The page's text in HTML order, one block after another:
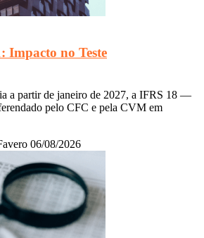
Impacto no Teste
a partir de janeiro de 2027, a IFRS 18 —
pelo CFC e pela CVM em
06/08/2026